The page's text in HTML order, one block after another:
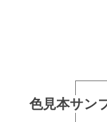
色見本サン